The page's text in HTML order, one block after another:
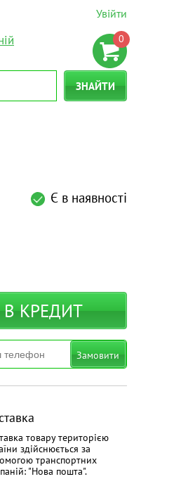
Увійти
0
ЗНАЙТИ
Є в наявності
КРЕДИТ
Замовити
товару територією
здійснюється за
транспортних
"Нова пошта".